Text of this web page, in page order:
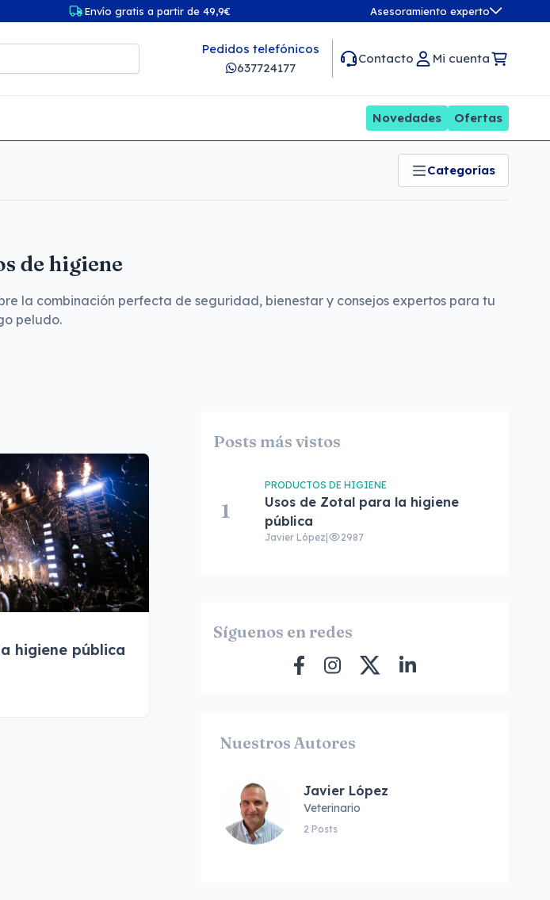
Envío gratis a partir de 49,9€ Asesoramiento experto
Pedidos telefónicos
637724177
Contacto Mi cuenta
Novedades Ofertas
Categorías
de higiene
la combinación perfecta de seguridad, bienestar y consejos expertos para tu
peludo.
higiene pública
Posts más vistos
1
PRODUCTOS DE HIGIENE
Usos de Zotal para la higiene
pública
Javier López 2987
Síguenos en redes
Nuestros Autores
Javier López
Veterinario
2 Posts